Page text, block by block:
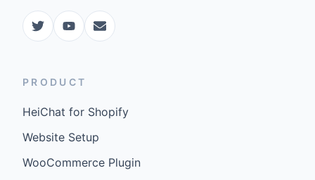
PRODUCT
HeiChat for Shopify
Website Setup
WooCommerce Plugin